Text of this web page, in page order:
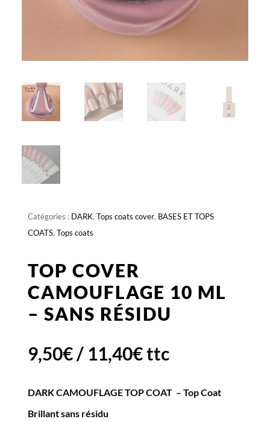
Catégories : DARK, Tops coats cover, BASES ET TOPS
COATS, Tops coats
TOP COVER
CAMOUFLAGE 10 ML
– SANS RÉSIDU
9,50€/ 11,40€ttc
DARK CAMOUFLAGE TOP COAT – Top Coat
Brillant sans résidu